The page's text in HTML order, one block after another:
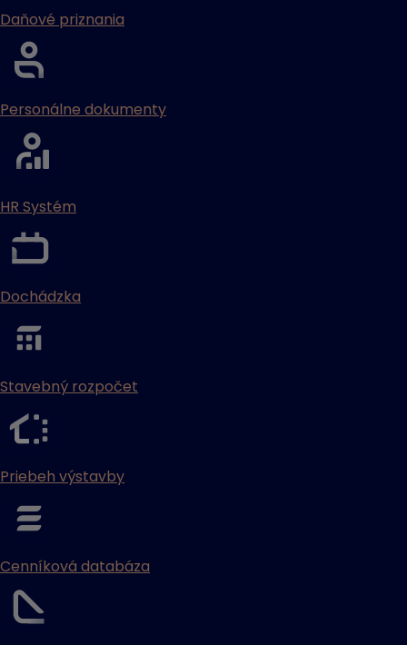
Daňové priznania
Personálne dokumenty
HR Systém
Dochádzka
Stavebný rozpočet
Priebeh výstavby
Cenníková databáza